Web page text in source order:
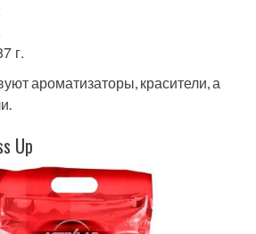
г.
ароматизаторы, красители, а
Up